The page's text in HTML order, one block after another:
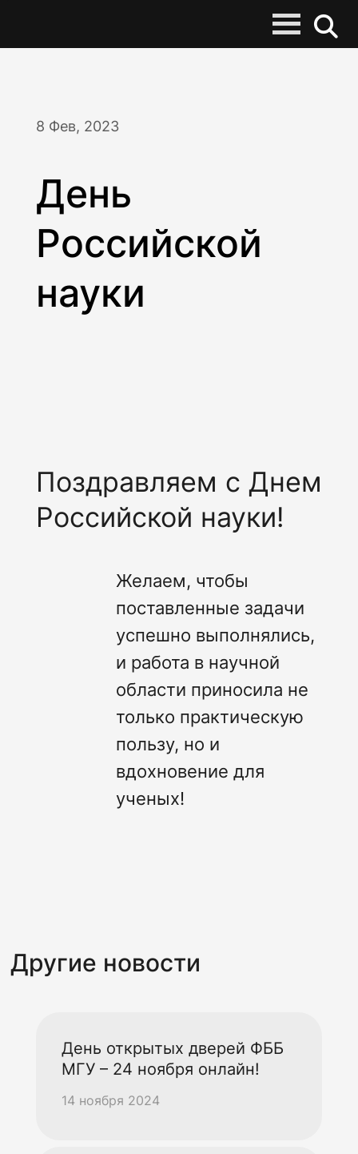
8 Фев, 2023
День
Российской
науки
Поздравляем с Днем
Российской науки!
Желаем, чтобы
поставленные задачи
успешно выполнялись,
и работа в научной
области приносила не
только практическую
пользу, но и
вдохновение для
ученых!
Другие новости
День открытых дверей ФББ
МГУ – 24 ноября онлайн!
14 ноября 2024